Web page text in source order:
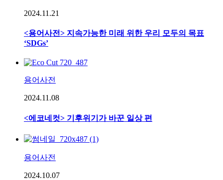
2024.11.21
<용어사전> 지속가능한 미래 위한 우리 모두의 목표
‘SDGs’
용어사전
2024.11.08
<에코네컷> 기후위기가 바꾼 일상 편
용어사전
2024.10.07